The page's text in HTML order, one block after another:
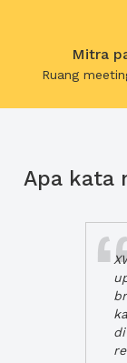
Mitra
Ruang
Apa kata